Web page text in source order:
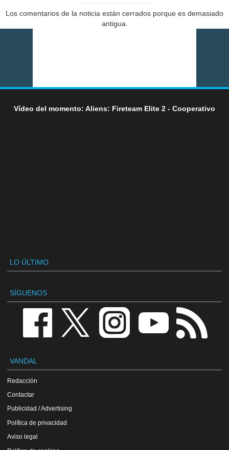
Los comentarios de la noticia están cerrados porque es demasiado
antigua.
Vídeo del momento: Aliens: Fireteam Elite 2 - Cooperativo
LO ÚLTIMO
SÍGUENOS
VANDAL
Redacción
Contactar
Publicidad / Advertising
Política de privacidad
Aviso legal